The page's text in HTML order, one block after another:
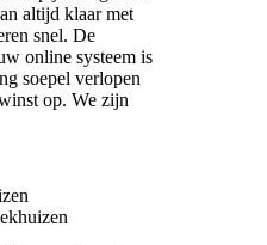
altijd klaar met
snel. De
online systeem is
soepel verlopen
op. We zijn